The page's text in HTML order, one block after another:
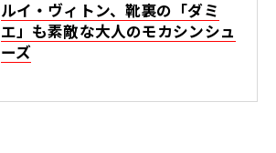
ルイ・ヴィトン、靴裏の「ダミ
エ」も素敵な大人のモカシンシュ
ーズ